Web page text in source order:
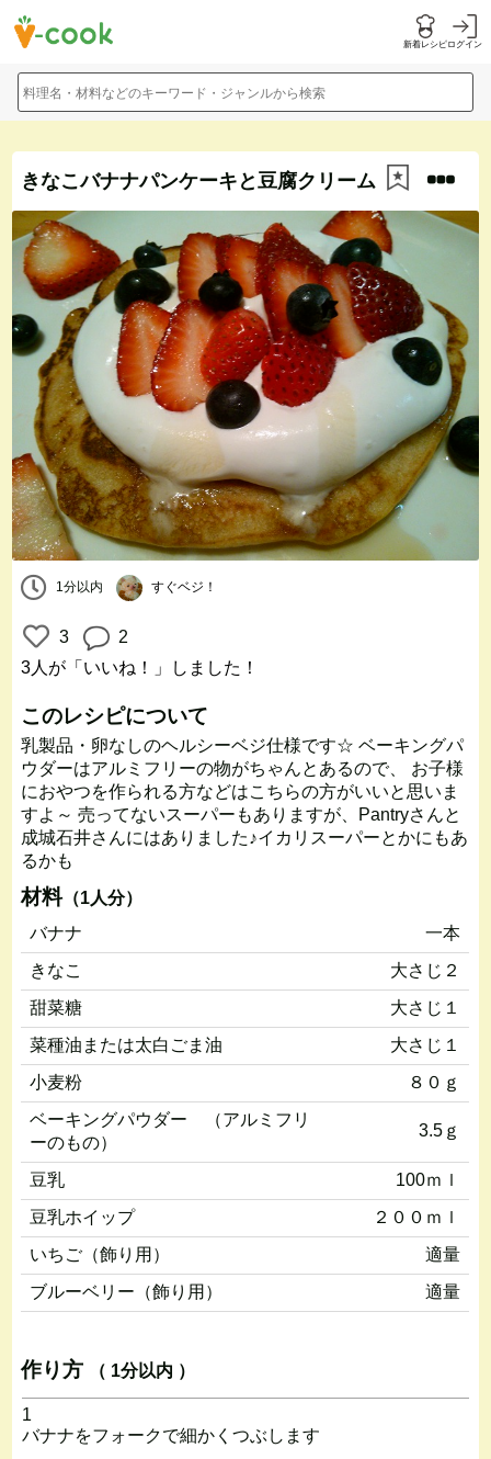
新着レシピログイン
料理名・材料などのキーワード・ジャンルから検索
きなこバナナパンケーキと豆腐クリーム
1分以内 すぐベジ！
3
2
3人 が「いいね！」しました！
このレシピについて
乳製品・卵なしのヘルシーベジ仕様です☆ ベーキングパ
ウダーはアルミフリーの物がちゃんとあるので、 お子様
におやつを作られる方などはこちらの方がいいと思いま
すよ～ 売ってないスーパーもありますが、Pantryさんと
成城石井さんにはありました♪イカリスーパーとかにもあ
るかも
材料（1人分）
バナナ
一本
きなこ
大さじ２
甜菜糖
大さじ１
菜種油または太白ごま油
大さじ１
小麦粉
８０ｇ
ベーキングパウダー （アルミフリ
ーのもの）
3.5ｇ
豆乳
100ｍｌ
豆乳ホイップ
２００ｍｌ
いちご（飾り用）
適量
ブルーベリー（飾り用）
適量
作り方 （ 1分以内 ）
1
バナナをフォークで細かくつぶします